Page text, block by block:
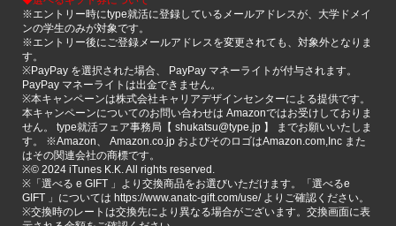
※エントリー時にtype就活に登録しているメールアドレスが、大学ドメイ
ンの学生のみが対象です。
※エントリー後にご登録メールアドレスを変更されても、対象外となりま
す。
※PayPay を選択された場合、 PayPay マネーライトが付与されます。
PayPay マネーライトは出金できません。
※本キャンペーンは株式会社キャリアデザインセンターによる提供です。
本キャンペーンについてのお問い合わせは Amazonではお受けしておりま
せん。 type就活フェア事務局【 shukatsu@type.jp 】 までお願いいたしま
す。 ※Amazon、 Amazon.co.jp およびそのロゴはAmazon.com,Inc また
はその関連会社の商標です。
※©️ 2024 iTunes K.K. All rights reserved.
※「選べる e GIFT 」より交換商品をお選びいただけます。「選べるe
GIFT 」については https://www.anatc-gift.com/use/ よりご確認ください。
※交換時のレートは交換先により異なる場合がございます。交換画面に表